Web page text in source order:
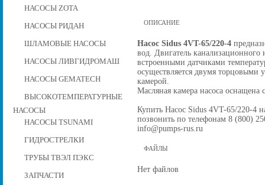
НАСОСЫ ZOTA
НАСОСЫ РИДАН
ШЛАМОВЫЕ НАСОСЫ
НАСОСЫ ЛИВГИДРОМАШ
НАСОСЫ GEMATECH
ВЫСОКОТЕМПЕРАТУРНЫЕ
НАСОСЫ
НАСОСЫ TSUNAMI
ГИДРОСТРЕЛКИ
ТРУБЫ ТВЭЛ ПЭКС
ЗАПЧАСТИ
ОПИСАНИЕ
Насос Sidus 4VT-65/220-4
вод. Двигатель канализационного
встроенными датчиками
осуществляется двумя торцовыми
камерой.
Масляная камера насоса оснащена
Купить Насос Sidus 4VT-65/220-4
позвонить по телефонам 8 (800)
info@pumps-rus.ru
ФАЙЛЫ
Нет файлов